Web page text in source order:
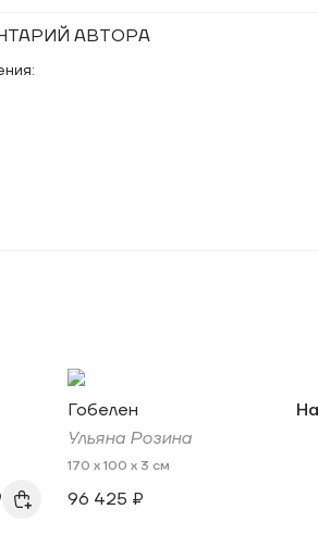
АВТОРА
Гобелен
Ульяна Розина
170 x 100 x 3 см
96 425 ₽